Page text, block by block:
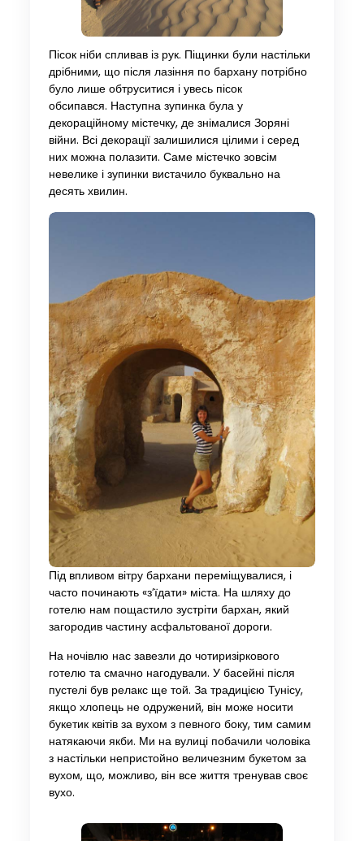
Пісок ніби спливав із рук. Піщинки були настільки
дрібними, що після лазіння по бархану потрібно
було лише обтруситися і увесь пісок
обсипався. Наступна зупинка була у
декораційному містечку, де знімалися Зоряні
війни. Всі декорації залишилися цілими і серед
них можна полазити. Саме містечко зовсім
невелике і зупинки вистачило буквально на
десять хвилин.
Під впливом вітру бархани переміщувалися, і
часто починають «з’їдати» міста. На шляху до
готелю нам пощастило зустріти бархан, який
загородив частину асфальтованої дороги.
На ночівлю нас завезли до чотиризіркового
готелю та смачно нагодували. У басейні після
пустелі був релакс ще той. За традицією Тунісу,
якщо хлопець не одружений, він може носити
букетик квітів за вухом з певного боку, тим самим
натякаючи якби. Ми на вулиці побачили чоловіка
з настільки непристойно величезним букетом за
вухом, що, можливо, він все життя тренував своє
вухо.